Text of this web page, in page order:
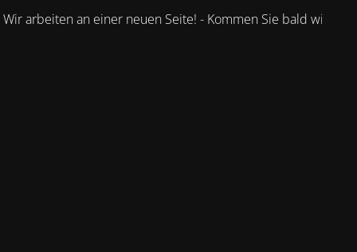
Wir arbeiten an einer neuen Seite! - Kommen Sie bald wieder.